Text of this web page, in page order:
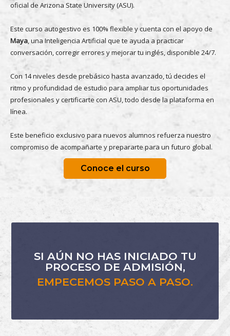
oficial de Arizona State University (ASU).
Este curso autogestivo es 100% flexible y cuenta con el apoyo de
Maya, una Inteligencia Artificial que te ayuda a practicar
conversación, corregir errores y mejorar tu inglés, disponible 24/7.
Con 14 niveles desde prebásico hasta avanzado, tú decides el
ritmo y profundidad de estudio para ampliar tus oportunidades
profesionales y certificarte con ASU, todo desde la plataforma en
línea.
Este beneficio exclusivo para nuevos alumnos refuerza nuestro
compromiso de acompañarte y prepararte para un futuro global.
Conoce el curso
SI AÚN NO HAS INICIADO TU
PROCESO DE ADMISIÓN,
EMPECEMOS PASO A PASO.